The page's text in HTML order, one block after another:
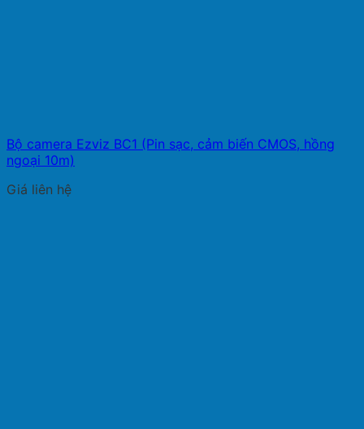
Bộ camera Ezviz BC1 (Pin sạc, cảm biến CMOS, hồng
ngoại 10m)
Giá liên hệ